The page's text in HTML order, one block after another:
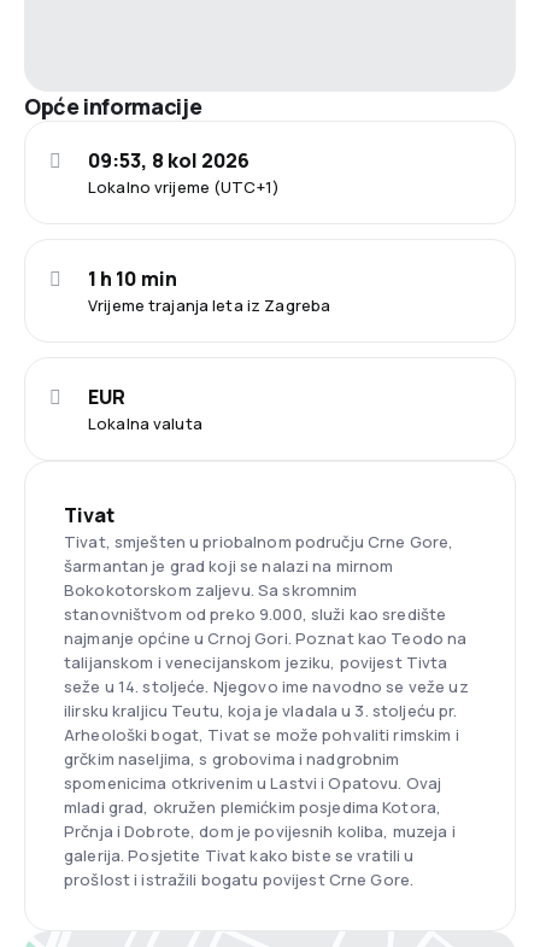
Opće informacije
Lokalno vrijeme (UTC+1)
09:53, 8 kol 2026
Vrijeme trajanja leta iz Zagreba
1 h 10 min
Lokalna valuta
EUR
Tivat
Tivat, smješten u priobalnom području Crne Gore,
šarmantan je grad koji se nalazi na mirnom
Bokokotorskom zaljevu. Sa skromnim
stanovništvom od preko 9.000, služi kao središte
najmanje općine u Crnoj Gori. Poznat kao Teodo na
talijanskom i venecijanskom jeziku, povijest Tivta
seže u 14. stoljeće. Njegovo ime navodno se veže uz
ilirsku kraljicu Teutu, koja je vladala u 3. stoljeću pr.
Arheološki bogat, Tivat se može pohvaliti rimskim i
grčkim naseljima, s grobovima i nadgrobnim
spomenicima otkrivenim u Lastvi i Opatovu. Ovaj
mladi grad, okružen plemićkim posjedima Kotora,
Prčnja i Dobrote, dom je povijesnih koliba, muzeja i
galerija. Posjetite Tivat kako biste se vratili u
prošlost i istražili bogatu povijest Crne Gore.